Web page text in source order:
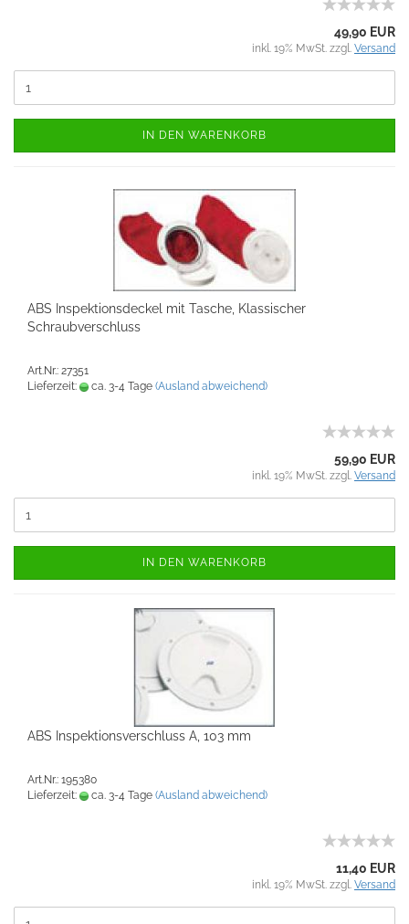
49,90 EUR
inkl. 19% MwSt. zzgl. Versand
IN DEN WARENKORB
ABS Inspektionsdeckel mit Tasche, Klassischer
Schraubverschluss
Art.Nr.: 27351
Lieferzeit:
ca. 3-4 Tage (Ausland abweichend)
59,90 EUR
inkl. 19% MwSt. zzgl. Versand
IN DEN WARENKORB
ABS Inspektionsverschluss A, 103 mm
Art.Nr.: 195380
Lieferzeit:
ca. 3-4 Tage (Ausland abweichend)
11,40 EUR
inkl. 19% MwSt. zzgl. Versand